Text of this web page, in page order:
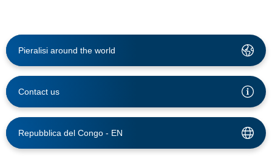
Pieralisi around the world
Contact us
Repubblica del Congo - EN